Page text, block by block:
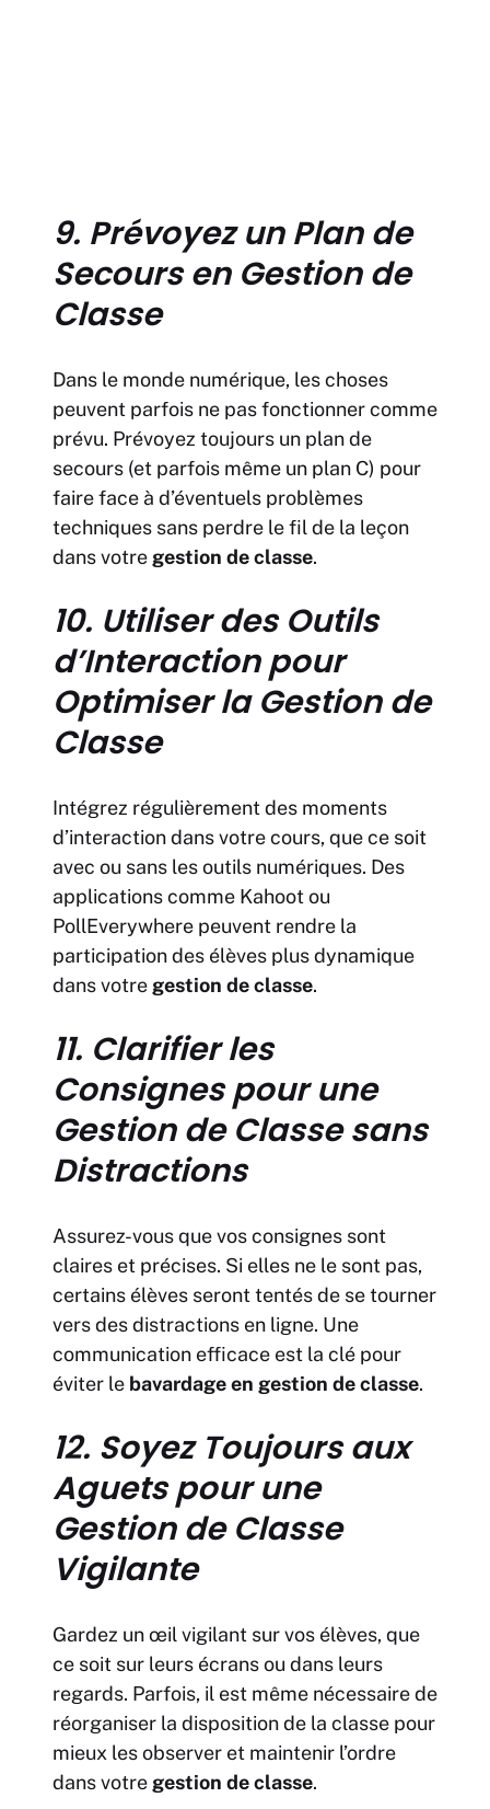
9. Prévoyez un Plan de
Secours en Gestion de
Classe
Dans le monde numérique, les choses
peuvent parfois ne pas fonctionner comme
prévu. Prévoyez toujours un plan de
secours (et parfois même un plan C) pour
faire face à d’éventuels problèmes
techniques sans perdre le fil de la leçon
dans votre gestion de classe.
10. Utiliser des Outils
d’Interaction pour
Optimiser la Gestion de
Classe
Intégrez régulièrement des moments
d’interaction dans votre cours, que ce soit
avec ou sans les outils numériques. Des
applications comme Kahoot ou
PollEverywhere peuvent rendre la
participation des élèves plus dynamique
dans votre gestion de classe.
11. Clarifier les
Consignes pour une
Gestion de Classe sans
Distractions
Assurez-vous que vos consignes sont
claires et précises. Si elles ne le sont pas,
certains élèves seront tentés de se tourner
vers des distractions en ligne. Une
communication efficace est la clé pour
éviter le bavardage en gestion de classe.
12. Soyez Toujours aux
Aguets pour une
Gestion de Classe
Vigilante
Gardez un œil vigilant sur vos élèves, que
ce soit sur leurs écrans ou dans leurs
regards. Parfois, il est même nécessaire de
réorganiser la disposition de la classe pour
mieux les observer et maintenir l’ordre
dans votre gestion de classe.